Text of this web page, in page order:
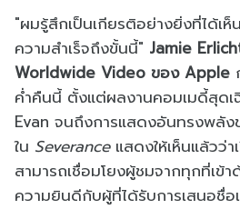
"ผมรู้สึกเป็นเกียรติอย่างยิ่งที่ได้เห็น
ความสำเร็จถึงขั้นนี้" Jamie
Worldwide Video ของ Apple
ค่ำคืนนี้ ตั้งแต่ผลงานคอมเมดี้สุด
Evan จนถึงการแสดงอันทรงพลั
ใน Severanceแสดงให้เห็นแล้วว่
สามารถเชื่อมโยงผู้ชมจากทุกที่เข้
ความยินดีกับผู้ที่ได้รับการเสนอชื่อ